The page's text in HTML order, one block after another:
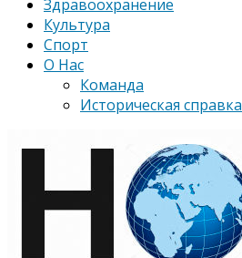
Здравоохранение
Культура
Спорт
О Нас
Команда
Историческая справка